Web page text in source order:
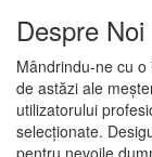
Despre Noi
Mândrindu-ne cu
de astăzi ale
utilizatorului
selecționate.
pentru nevoile